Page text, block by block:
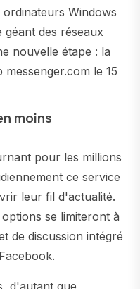
Windows
géant des réseaux
nouvelle étape : la
le 15
moins
pour les millions
ce service
leur fil d'actualité.
se limiteront à
de discussion intégré
d'autant que